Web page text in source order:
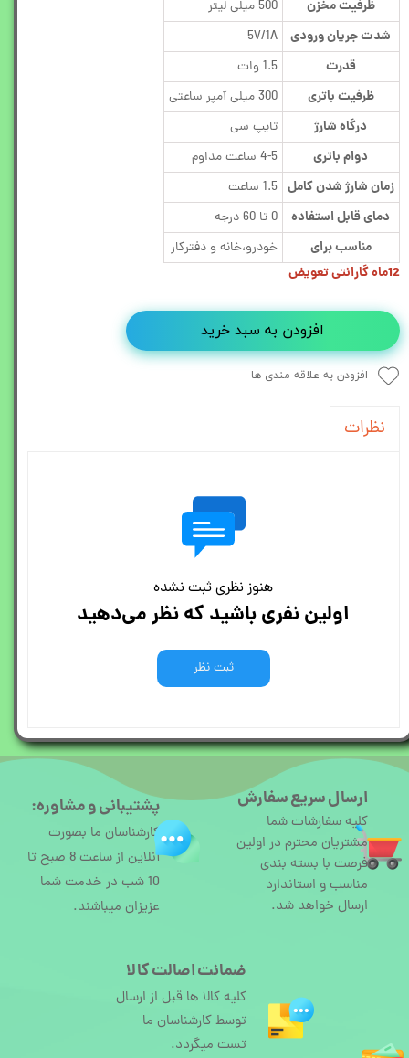
ظرفیت مخزن 500 میلی لیتر
شدت جریان ورودی 5V/1A
قدرت 1.5 وات
ظرفیت باتری 300 میلی آمپر ساعتی
درگاه شارژ تایپ سی
دوام باتری 4-5 ساعت مداوم
زمان شارژ شدن کامل 1.5 ساعت
دمای قابل استفاده 0 تا 60 درجه
مناسب برای خودرو،خانه و دفترکار
12ماه گارانتی تعویض
افزودن به سبد خرید
افزودن به علاقه مندی ها
نظرات
هنوز نظری ثبت نشده
اولین نفری باشید که نظر می‌دهید
ثبت نظر
ارسال سریع سفارش
کلیه سفارشات شما
مشتریان محترم در اولین
فرصت با بسته بندی
مناسب و استاندارد
ارسال خواهد شد.
پشتیبانی و مشاوره:
کارشناسان ما بصورت
آنلاین از ساعت 8 صبح تا
10 شب در خدمت شما
عزیزان میباشند.
ضمانت اصالت کالا
کلیه کالا ها قبل از ارسال
توسط کارشناسان ما
تست میگردد.